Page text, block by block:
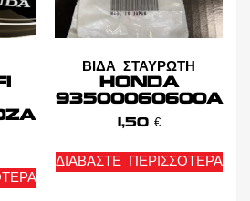
ΒΙΔΑ ΣΤΑΥΡΩΤΗ
HONDA
93500060600A
1,50 €
ΔΙΑΒΆΣΤΕ ΠΕΡΙΣΣΌΤΕΡΑ